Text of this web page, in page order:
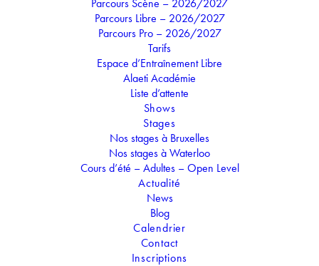
Parcours Scène – 2026/2027
Parcours Libre – 2026/2027
Parcours Pro – 2026/2027
Tarifs
Espace d’Entraînement Libre
Alaeti Académie
Liste d’attente
Shows
Stages
Nos stages à Bruxelles
Nos stages à Waterloo
Cours d’été – Adultes – Open Level
Actualité
News
Blog
Calendrier
Contact
Inscriptions
Month: août 2025